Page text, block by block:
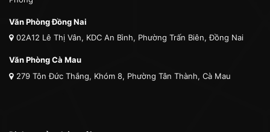
Văn Phòng Đồng Nai
02A12 Lê Thị Vân, KDC An Bình, Phường Trấn Biên, Đồng Nai
Văn Phòng Cà Mau
279 Tôn Đức Thắng, Khóm 8, Phường Tân Thành, Cà Mau